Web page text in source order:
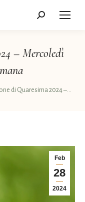
Cerca:
– Mercoledì
di Quaresima 2024 –…
Feb
28
2024